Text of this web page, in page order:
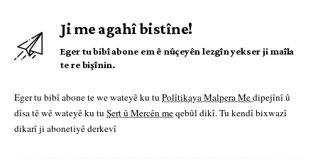
Ji me agahî bistîne!
Eger tu bibî abone em ê nûçeyên lezgîn yekser ji maîla
te re bişînin.
Eger tu bibî abone te we wateyê ku tu Polîtikaya Malpera Medipejînî û
dîsa tê wê wateyê ku tu Şert û Mercên meqebûl dikî. Tu kendî bixwazî
dikarî ji abonetiyê derkevî